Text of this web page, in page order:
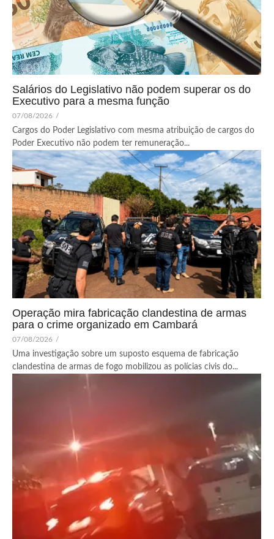
Salários do Legislativo não podem superar os do
Executivo para a mesma função
07/08/2026 /
Cargos do Poder Legislativo com mesma atribuição de cargos do
Poder Executivo não podem ter remuneração...
Operação mira fabricação clandestina de armas
para o crime organizado em Cambará
07/08/2026 /
Uma investigação sobre um suposto esquema de fabricação
clandestina de armas de fogo mobilizou as polícias civis do...